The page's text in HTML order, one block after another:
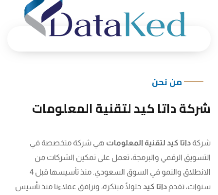
من نحن
شركة داتا كيد لتقنية المعلومات
شركة داتا كيد لتقنية المعلومات هي شركة متخصصة في
التسويق الرقمي والبرمجة، تعمل على تمكين الشركات من
الانطلاق والنمو في السوق السعودي. منذ تأسيسها قبل 4
سنوات، تقدم داتا كيد حلولًا مبتكرة، ونرافق عملاءنا منذ تأسيس